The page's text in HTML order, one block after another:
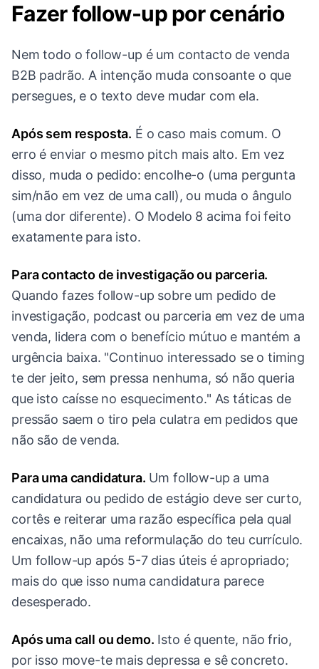
Fazer follow-up por cenário
Nem todo o follow-up é um contacto de venda
B2B padrão. A intenção muda consoante o que
persegues, e o texto deve mudar com ela.
Após sem resposta. É o caso mais comum. O
erro é enviar o mesmo pitch mais alto. Em vez
disso, muda o pedido: encolhe-o (uma pergunta
sim/não em vez de uma call), ou muda o ângulo
(uma dor diferente). O Modelo 8 acima foi feito
exatamente para isto.
Para contacto de investigação ou parceria.
Quando fazes follow-up sobre um pedido de
investigação, podcast ou parceria em vez de uma
venda, lidera com o benefício mútuo e mantém a
urgência baixa. "Continuo interessado se o timing
te der jeito, sem pressa nenhuma, só não queria
que isto caísse no esquecimento." As táticas de
pressão saem o tiro pela culatra em pedidos que
não são de venda.
Para uma candidatura. Um follow-up a uma
candidatura ou pedido de estágio deve ser curto,
cortês e reiterar uma razão específica pela qual
encaixas, não uma reformulação do teu currículo.
Um follow-up após 5-7 dias úteis é apropriado;
mais do que isso numa candidatura parece
desesperado.
Após uma call ou demo. Isto é quente, não frio,
por isso move-te mais depressa e sê concreto.